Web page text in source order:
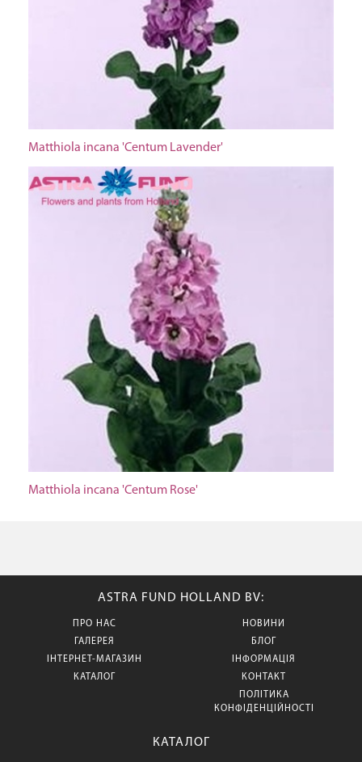
Matthiola incana 'Centum Lavender'
Matthiola incana 'Centum Rose'
ASTRA FUND HOLLAND BV:
ПРО НАС
ГАЛЕРЕЯ
ІНТЕРНЕТ-МАГАЗИН
КАТАЛОГ
НОВИНИ
БЛОГ
ІНФОРМАЦІЯ
КОНТАКТ
ПОЛІТИКА
КОНФІДЕНЦІЙНОСТІ
КАТАЛОГ